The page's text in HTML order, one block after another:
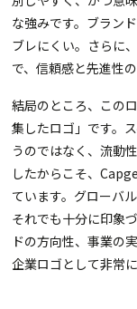
な強みです。ブラン
ブレにくい。さらに
で、信頼感と先進性
結局のところ、この
集したロゴ」です。
うのではなく、流動
したからこそ、
ています。グローバ
それでも十分に印象
ドの方向性、事業の
企業ロゴとして非常